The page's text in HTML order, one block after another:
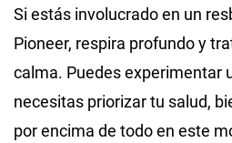
Si estás involucrado en un
Pioneer, respira profundo y
calma. Puedes experimentar
necesitas priorizar tu salud,
por encima de todo en este